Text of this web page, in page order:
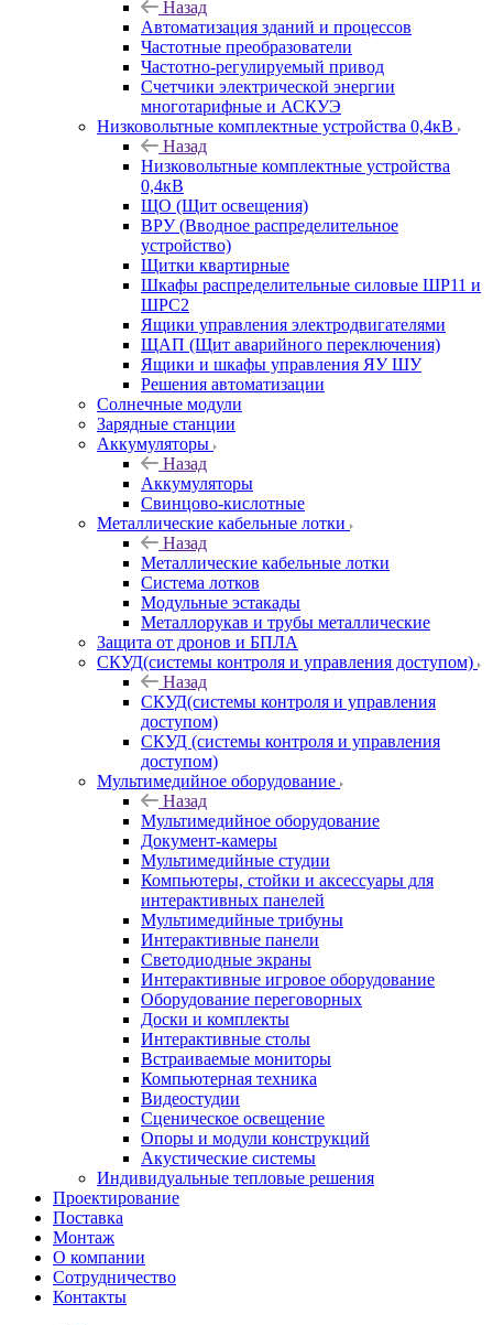
Назад
Автоматизация зданий и процессов
Частотные преобразователи
Частотно-регулируемый привод
Счетчики электрической энергии
многотарифные и АСКУЭ
Низковольтные комплектные устройства 0,4кВ
Назад
Низковольтные комплектные устройства
0,4кВ
ЩО (Щит освещения)
ВРУ (Вводное распределительное
устройство)
Щитки квартирные
Шкафы распределительные силовые ШР11 и
ШРС2
Ящики управления электродвигателями
ЩАП (Щит аварийного переключения)
Ящики и шкафы управления ЯУ ШУ
Решения автоматизации
Солнечные модули
Зарядные станции
Аккумуляторы
Назад
Аккумуляторы
Свинцово-кислотные
Металлические кабельные лотки
Назад
Металлические кабельные лотки
Система лотков
Модульные эстакады
Металлорукав и трубы металлические
Защита от дронов и БПЛА
СКУД(системы контроля и управления доступом)
Назад
СКУД(системы контроля и управления
доступом)
СКУД (системы контроля и управления
доступом)
Мультимедийное оборудование
Назад
Мультимедийное оборудование
Документ-камеры
Мультимедийные студии
Компьютеры, стойки и аксессуары для
интерактивных панелей
Мультимедийные трибуны
Интерактивные панели
Светодиодные экраны
Интерактивные игровое оборудование
Оборудование переговорных
Доски и комплекты
Интерактивные столы
Встраиваемые мониторы
Компьютерная техника
Видеостудии
Cценическое освещение
Опоры и модули конструкций
Акустические системы
Индивидуальные тепловые решения
Проектирование
Поставка
Монтаж
О компании
Сотрудничество
Контакты